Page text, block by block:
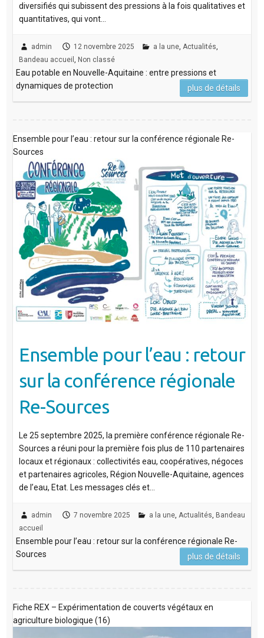
diversifiés qui subissent des pressions à la fois qualitatives et
quantitatives, qui vont…
admin 12 novembre 2025 a la une, Actualités
Bandeau accueil
Non classé
Eau potable en Nouvelle-Aquitaine : entre pressions et
dynamiques de protection
plus de détails
Ensemble pour l’eau : retour sur la conférence régionale Re-
Sources
Ensemble pour l’eau : retour
sur la conférence régionale
Re-Sources
Le 25 septembre 2025, la première conférence régionale Re-
Sources a réuni pour la première fois plus de 110 partenaires
locaux et régionaux : collectivités eau, coopératives, négoces
et partenaires agricoles, Région Nouvelle-Aquitaine, agences
de l’eau, Etat. Les messages clés et…
admin 7 novembre 2025 a la une, Actualités, Bandeau
accueil
Ensemble pour l’eau : retour sur la conférence régionale Re-
Sources
plus de détails
Fiche REX – Expérimentation de couverts végétaux en
agriculture biologique (16)